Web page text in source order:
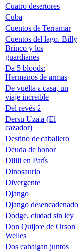
Cuatro desertores
Cuba
Cuentos de Terramar
Cuentos del lago. Billy
Brinco y los
guardianes
Da 5 bloods:
Hermanos de armas
De vuelta a casa, un
viaje increíble
Del revés 2
Dersu Uzala (El
cazador)
Destino de caballero
Deuda de honor
Dilili en París
Dinosaurio
Divergente
Django
Django desencadenado
Dodge, ciudad sin ley
Don Quijote de Orson
Welles
Dos cabalgan juntos